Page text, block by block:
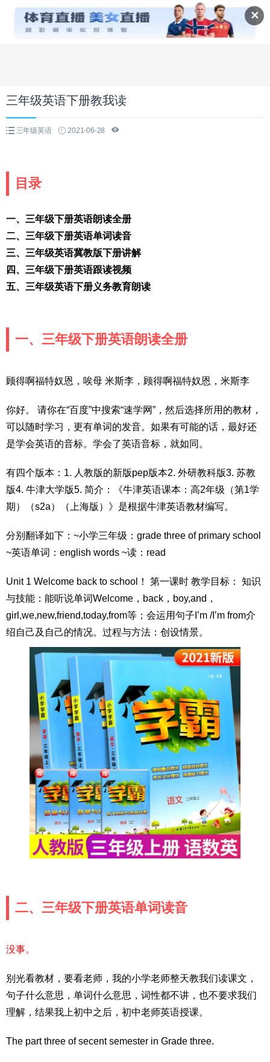
✕
三年级英语下册教我读
三年级英语 2021-06-28
目录
一、三年级下册英语朗读全册
二、三年级下册英语单词读音
三、三年级英语冀教版下册讲解
四、三年级下册英语跟读视频
五、三年级英语下册义务教育朗读
一、三年级下册英语朗读全册
顾得啊福特奴恩，唉母 米斯李，顾得啊福特奴恩，米斯李
你好。 请你在“百度”中搜索“速学网”，然后选择所用的教材，
可以随时学习，更有单词的发音。如果有可能的话，最好还
是学会英语的音标。学会了英语音标，就如同。
有四个版本：1. 人教版的新版pep版本2. 外研教科版3. 苏教
版4. 牛津大学版5. 简介：《牛津英语课本：高2年级（第1学
期）（s2a）（上海版）》是根据牛津英语教材编写。
分别翻译如下：~小学三年级：grade three of primary school
~英语单词：english words ~读：read
Unit 1 Welcome back to school！ 第一课时 教学目标： 知识
与技能：能听说单词Welcome，back，boy,and，
girl,we,new,friend,today,from等；会运用句子I’m /I’m from介
绍自己及自己的情况。过程与方法：创设情景。
二、三年级下册英语单词读音
没事。
别光看教材，要看老师，我的小学老师整天教我们读课文，
句子什么意思，单词什么意思，词性都不讲，也不要求我们
理解，结果我上初中之后，初中老师英语授课。
The part three of secent semester in Grade three.